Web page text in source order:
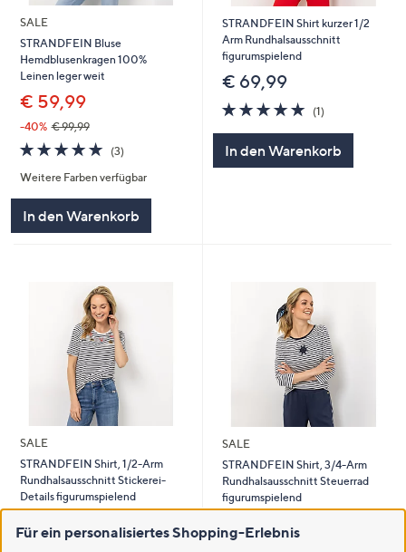
SALE
STRANDFEIN Bluse
Hemdblusenkragen 100%
Leinen leger weit
€ 59,99
-40% € 99,99
5.0
von
5
(3)3
Weitere Farben verfügbar
In den Warenkorb
STRANDFEIN Shirt kurzer 1/2
Arm Rundhalsausschnitt
figurumspielend
€ 69,99
5.0
von
(1)1
In den Warenkorb
SALE
STRANDFEIN Shirt, 1/2-Arm
Rundhalsausschnitt Stickerei-
Details figurumspielend
€ 34,99
SALE
STRANDFEIN Shirt, 3/4-Arm
Rundhalsausschnitt Steuerrad
figurumspielend
€ 39,99
Für ein personalisiertes Shopping-Erlebnis